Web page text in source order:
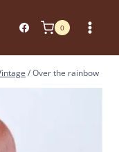
0
/Over the rainbow